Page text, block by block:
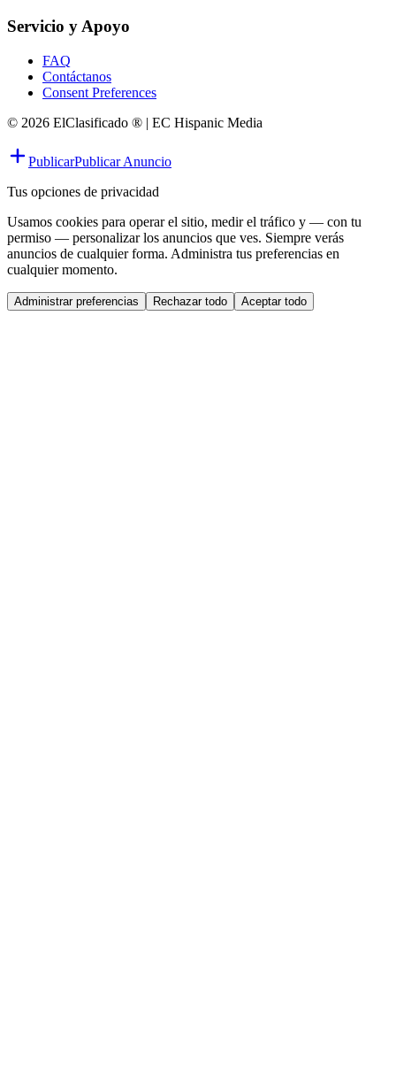
Servicio y Apoyo
FAQ
Contáctanos
Consent Preferences
© 2026 ElClasificado ® | EC Hispanic Media
PublicarPublicar Anuncio
Tus opciones de privacidad
Usamos cookies para operar el sitio, medir el tráfico y — con tu
permiso — personalizar los anuncios que ves. Siempre verás
anuncios de cualquier forma. Administra tus preferencias en
cualquier momento.
Administrar preferencias Rechazar todo Aceptar todo